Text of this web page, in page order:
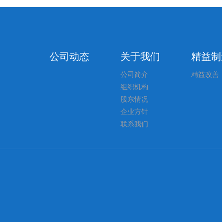
公司动态 关于我们
公司简介
组织机构
股东情况
企业方针
联系我们
精益
精益改善